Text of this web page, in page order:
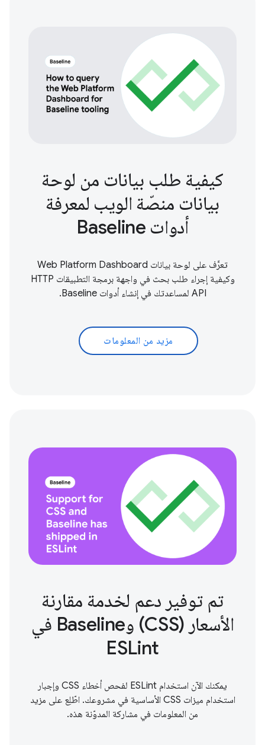
كيفية طلب بيانات من لوحة
بيانات منصّة الويب لمعرفة
أدوات Baseline
تعرَّف على لوحة بيانات Web Platform Dashboard
وكيفية إجراء طلب بحث في واجهة برمجة التطبيقات HTTP
API لمساعدتك في إنشاء أدوات Baseline.
مزيد من المعلومات
تم توفير دعم لخدمة مقارنة
الأسعار (CSS) وBaseline في
ESLint
يمكنك الآن استخدام ESLint لفحص أخطاء CSS وإجبار
استخدام ميزات CSS الأساسية في مشروعك. اطّلِع على مزيد
من المعلومات في مشاركة المدوّنة هذه.